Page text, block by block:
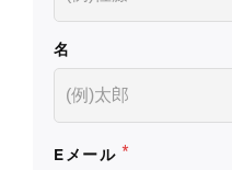
名
Eメール *